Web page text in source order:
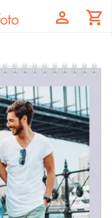
profile shopping_cart